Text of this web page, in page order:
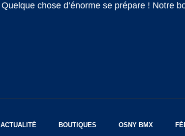
Quelque chose d’énorme se prépare ! Notre
ACTUALITÉ BOUTIQUES OSNY BMX